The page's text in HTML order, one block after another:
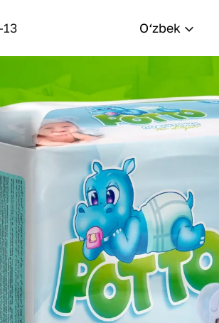
O‘zbek